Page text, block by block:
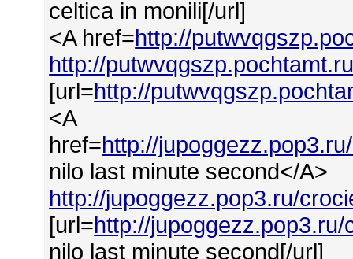
celtica in monili[/url]
<A href=http://
http://
[url=http://
<A
href=http://
nilo last minute second</A>
http://jupoggezz.pop3.ru/
[url=http://
nilo last minute second[/url]